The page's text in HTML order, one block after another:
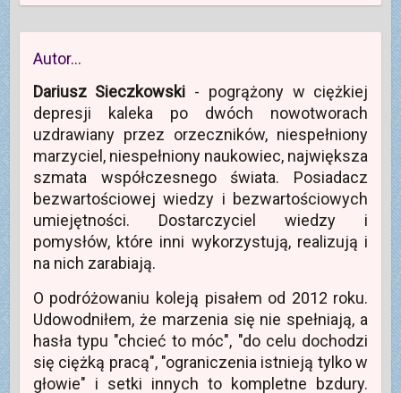
Autor…
Dariusz Sieczkowski - pogrążony w ciężkiej
depresji kaleka po dwóch nowotworach
uzdrawiany przez orzeczników, niespełniony
marzyciel, niespełniony naukowiec, największa
szmata współczesnego świata. Posiadacz
bezwartościowej wiedzy i bezwartościowych
umiejętności. Dostarczyciel wiedzy i
pomysłów, które inni wykorzystują, realizują i
na nich zarabiają.
O podróżowaniu koleją pisałem od 2012 roku.
Udowodniłem, że marzenia się nie spełniają, a
hasła typu "chcieć to móc", "do celu dochodzi
się ciężką pracą", "ograniczenia istnieją tylko w
głowie" i setki innych to kompletne bzdury.